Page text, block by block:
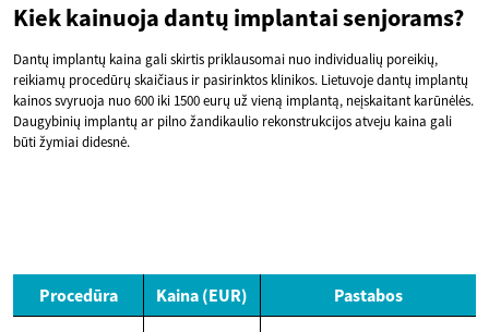
Kiek kainuoja dantų implantai senjorams?
Dantų implantų kaina gali skirtis priklausomai nuo individualių poreikių,
reikiamų procedūrų skaičiaus ir pasirinktos klinikos. Lietuvoje dantų implantų
kainos svyruoja nuo 600 iki 1500 eurų už vieną implantą, neįskaitant karūnėlės.
Daugybinių implantų ar pilno žandikaulio rekonstrukcijos atveju kaina gali
būti žymiai didesnė.
Procedūra Kaina (EUR) Pastabos